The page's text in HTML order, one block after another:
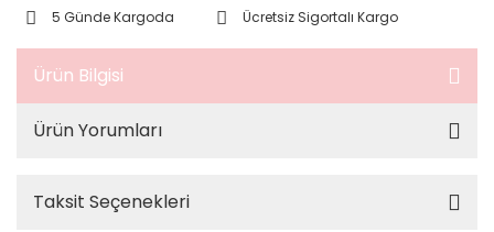
5 Günde Kargoda Ücretsiz Sigortalı Kargo
Ürün Bilgisi
Ürün Yorumları
Taksit Seçenekleri